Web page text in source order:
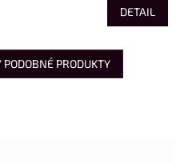
DETAIL
PRODUKTY